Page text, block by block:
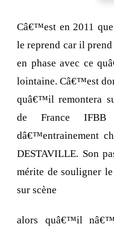
Câ€™est en 2011
le reprend car il
en phase avec ce
lointaine. Câ€™est
quâ€™il remontera
de France IFBB
dâ€™entrainement
DESTAVILLE. Son
mérite de souligner
sur scène
alors quâ€™il